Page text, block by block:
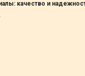
качество и